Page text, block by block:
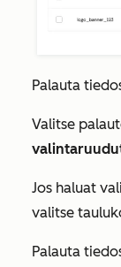
Palauta
Valitse
Jos haluat
valitse
Palauta